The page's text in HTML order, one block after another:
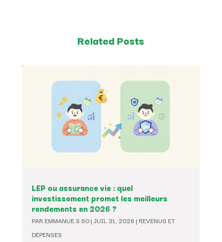
Related Posts
LEP ou assurance vie : quel
investissement promet les meilleurs
rendements en 2026 ?
PAR EMMANUE.S.60| JUIL 31, 2026 | REVENUS ET
DÉPENSES